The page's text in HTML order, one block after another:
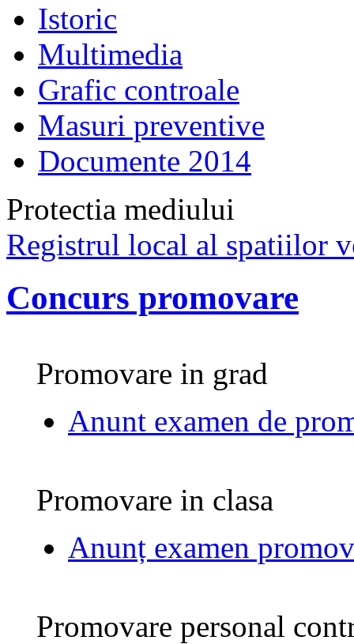
Istoric
Multimedia
Grafic controale
Masuri preventive
Documente 2014
Protectia mediului
Registrul local al spatiilor
Concurs promovare
Promovare in grad
Anunt examen de
Promovare in clasa
Anunț examen
Promovare personal